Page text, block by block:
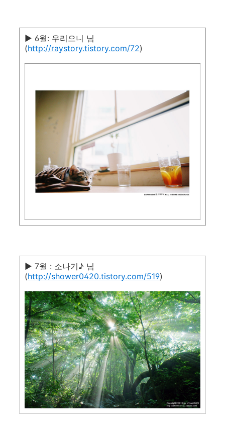
▶ 6월: 우리으니 님
(http://raystory.tistory.com/72)
▶ 7월 : 소나기♪ 님
(http://shower0420.tistory.com/519)